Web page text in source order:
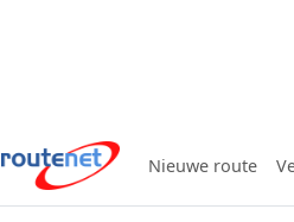
Nieuwe route